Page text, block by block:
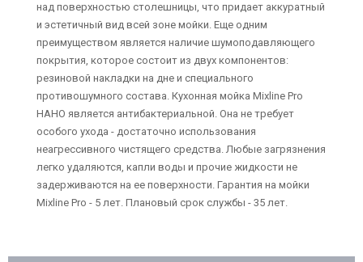
над поверхностью столешницы, что придает аккуратный
и эстетичный вид всей зоне мойки. Еще одним
преимуществом является наличие шумоподавляющего
покрытия, которое состоит из двух компонентов:
резиновой накладки на дне и специального
противошумного состава. Кухонная мойка Mixline Pro
НАНО является антибактериальной. Она не требует
особого ухода - достаточно использования
неагрессивного чистящего средства. Любые загрязнения
легко удаляются, капли воды и прочие жидкости не
задерживаются на ее поверхности. Гарантия на мойки
Mixline Pro - 5 лет. Плановый срок службы - 35 лет.